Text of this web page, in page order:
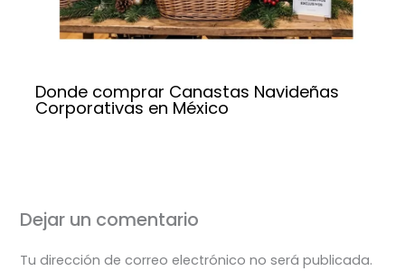
Donde comprar Canastas Navideñas
Corporativas en México
Dejar un comentario
Tu dirección de correo electrónico no será publicada.